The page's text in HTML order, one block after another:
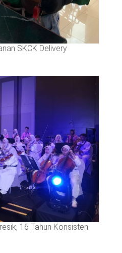
SKCK Delivery
16 Tahun Konsisten